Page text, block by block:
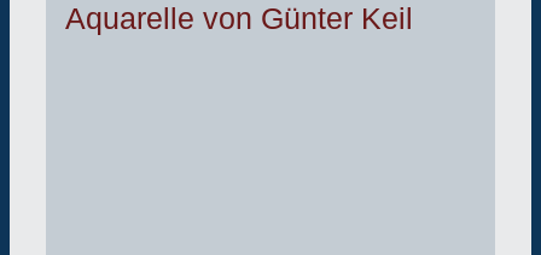
Aquarelle von Günter Keil